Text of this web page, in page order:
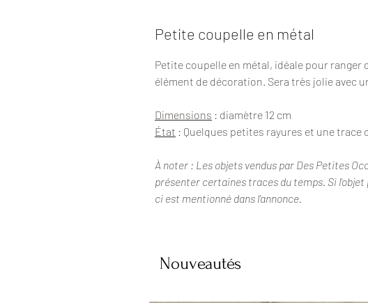
Petite coupelle en métal
Petite coupelle en métal, idéale pour
élément de décoration. Sera très jolie avec
Dimensions : diamètre 12 cm
État : Quelques petites rayures et une trace
À noter : Les objets vendus par Des Petites
présenter certaines traces du temps. Si
ci est mentionné dans l’annonce.
Nouveautés